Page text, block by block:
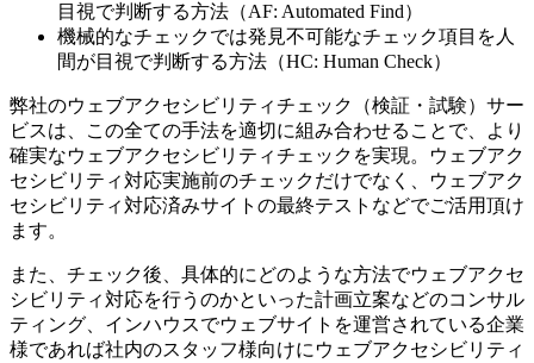
目視で判断する方法（AF: Automated Find）
機械的なチェックでは発見不可能なチェック項目を人
間が目視で判断する方法（HC: Human Check）
弊社のウェブアクセシビリティチェック（検証・試験）サー
ビスは、この全ての手法を適切に組み合わせることで、より
確実なウェブアクセシビリティチェックを実現。ウェブアク
セシビリティ対応実施前のチェックだけでなく、ウェブアク
セシビリティ対応済みサイトの最終テストなどでご活用頂け
ます。
また、チェック後、具体的にどのような方法でウェブアクセ
シビリティ対応を行うのかといった計画立案などのコンサル
ティング、インハウスでウェブサイトを運営されている企業
様であれば社内のスタッフ様向けにウェブアクセシビリティ